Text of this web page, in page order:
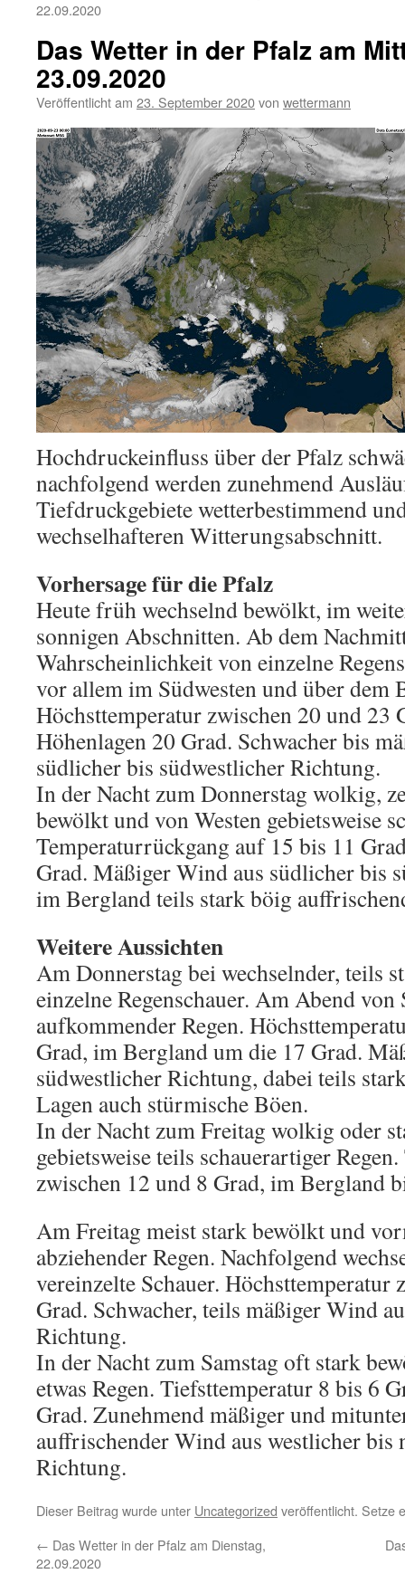
22.09.2020
Das Wetter in der Pfalz am
23.09.2020
Veröffentlicht am 23. September 2020von wettermann
Hochdruckeinfluss über der Pfalz
nachfolgend werden zunehmend
Tiefdruckgebiete wetterbestimmend
wechselhafteren Witterungsabschnitt.
Vorhersage für die Pfalz
Heute früh wechselnd bewölkt, im
sonnigen Abschnitten. Ab dem
Wahrscheinlichkeit von einzelne
vor allem im Südwesten und über dem
Höchsttemperatur zwischen 20 und 23
Höhenlagen 20 Grad. Schwacher bis
südlicher bis südwestlicher Richtung.
In der Nacht zum Donnerstag wolkig,
bewölkt und von Westen gebietsweise
Temperaturrückgang auf 15 bis 11
Grad. Mäßiger Wind aus südlicher bis
im Bergland teils stark böig
Weitere Aussichten
Am Donnerstag bei wechselnder, teils
einzelne Regenschauer. Am Abend von
aufkommender Regen.
Grad, im Bergland um die 17 Grad.
südwestlicher Richtung, dabei teils
Lagen auch stürmische Böen.
In der Nacht zum Freitag wolkig oder
gebietsweise teils schauerartiger
zwischen 12 und 8 Grad, im Bergland
Am Freitag meist stark bewölkt und
abziehender Regen. Nachfolgend
vereinzelte Schauer. Höchsttemperatur
Grad. Schwacher, teils mäßiger Wind
Richtung.
In der Nacht zum Samstag oft stark
etwas Regen. Tiefsttemperatur 8 bis 6
Grad. Zunehmend mäßiger und
auffrischender Wind aus westlicher bis
Richtung.
Dieser Beitrag wurde unter Uncategorized veröffentlicht. Setze
← Das Wetter in der Pfalz am Dienstag,
22.09.2020